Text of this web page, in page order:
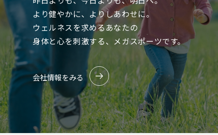
より健やかに、よりしあわせに。
ウェルネスを求めるあなたの
身体と心を刺激する、メガスポーツです。
会社情報をみる